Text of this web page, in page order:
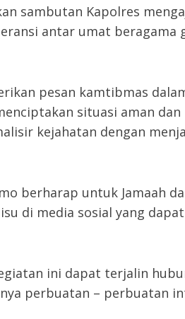
sambutan Kapolres
antar umat beragama
pesan kamtibmas
situasi aman
kejahatan dengan
berharap untuk Jamaah
di media sosial yang
ini dapat terjalin
perbuatan – perbuatan